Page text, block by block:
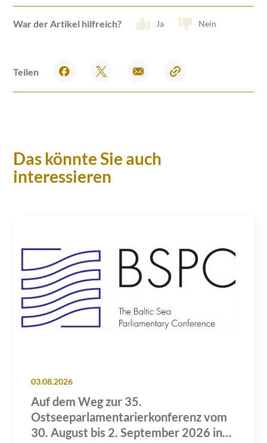
War der Artikel hilfreich? Ja Nein
Teilen
Das könnte Sie auch
interessieren
03.08.2026
Auf dem Weg zur 35.
Ostseeparlamentarierkonferenz vom
30. August bis 2. September 2026 in